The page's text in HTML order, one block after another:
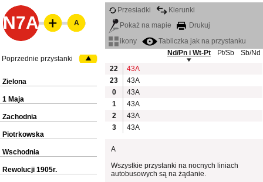
N7A
Przesiadki
Kierunki
Pokaż na mapie
Drukuj
ikony
Tabliczka jak na przystanku
Nd/Pn i Wt-Pt
Pt/Sb
Sb/Nd
22
43A
23
43A
0
43A
1
43A
2
43A
3
43A
A
Wszystkie przystanki na nocnych liniach
autobusowych są na żądanie.
A
Poprzednie przystanki
Zielona
1 Maja
Zachodnia
Piotrkowska
Wschodnia
Rewolucji 1905r.